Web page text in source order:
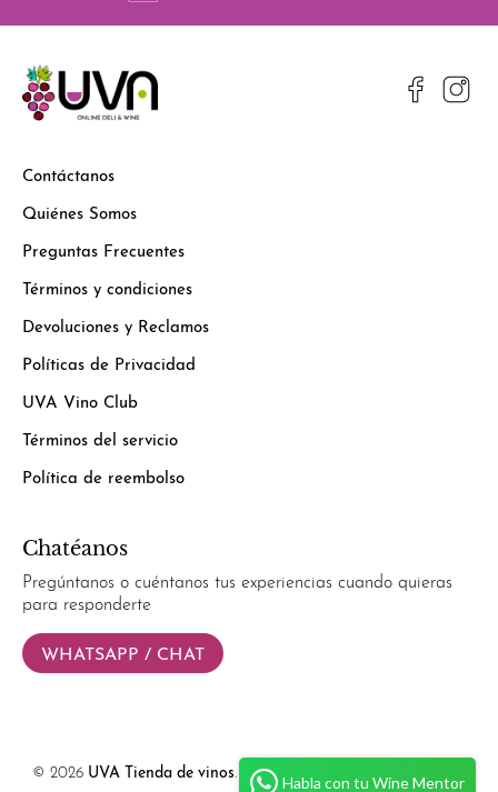
Contáctanos
Quiénes Somos
Preguntas Frecuentes
Términos y condiciones
Devoluciones y Reclamos
Políticas de Privacidad
UVA Vino Club
Términos del servicio
Política de reembolso
Chatéanos
Pregúntanos o cuéntanos tus experiencias cuando quieras
para responderte
WHATSAPP / CHAT
© 2026 UVA Tienda de vinos. Powered byHabla con tu Wine Mentor